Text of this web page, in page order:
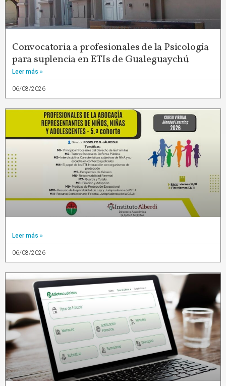
Convocatoria a profesionales de la Psicología
para suplencia en ETIs de Gualeguaychú
Leer más »
06/08/2026
Leer más »
06/08/2026